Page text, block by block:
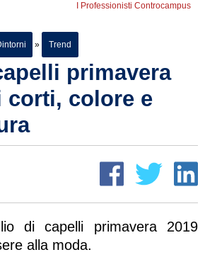
I Professionisti Controcampus
» Trend
primavera
corti, colore e
di capelli primavera 2019
alla moda.